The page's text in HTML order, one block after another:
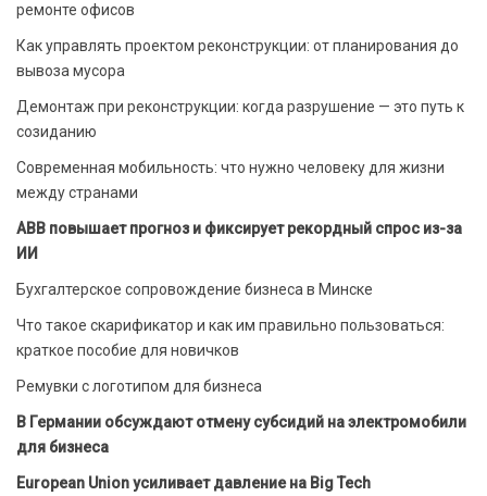
ремонте офисов
Как управлять проектом реконструкции: от планирования до
вывоза мусора
Демонтаж при реконструкции: когда разрушение — это путь к
созиданию
Современная мобильность: что нужно человеку для жизни
между странами
ABB повышает прогноз и фиксирует рекордный спрос из-за
ИИ
Бухгалтерское сопровождение бизнеса в Минске
Что такое скарификатор и как им правильно пользоваться:
краткое пособие для новичков
Ремувки с логотипом для бизнеса
В Германии обсуждают отмену субсидий на электромобили
для бизнеса
European Union усиливает давление на Big Tech